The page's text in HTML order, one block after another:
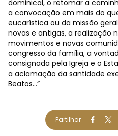
dominical, o retomar a
a convocação em mais do
eucarística ou da missão
novas e antigas, a realização
movimentos e novas
congresso da família, a
consignada pela Igreja e o
a aclamação da santidade
Beatos…”
Partilhar